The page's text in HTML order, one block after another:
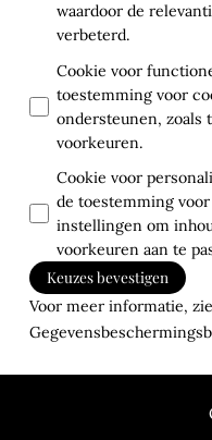
waardoor de
verbeterd.
Cookie voor
toestemming voor
ondersteunen, zoals
voorkeuren.
Cookie voor
de toestemming
instellingen om
voorkeuren aan te
Keuzes bevestigen
Voor meer informatie,